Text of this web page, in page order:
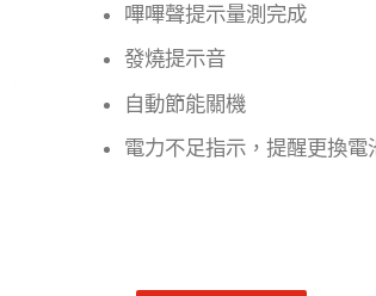
嗶嗶聲提示量測完成
發燒提示音
自動節能關機
電力不足指示，提醒更換電